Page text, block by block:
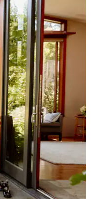
et en faisant glisser.